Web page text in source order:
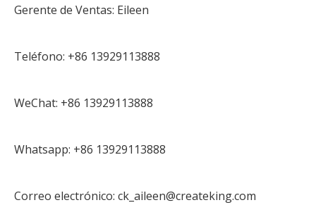
Gerente de Ventas: Eileen
Teléfono: +86 13929113888
WeChat: +86 13929113888
Whatsapp: +86 13929113888
Correo electrónico: ck_aileen@createking.com